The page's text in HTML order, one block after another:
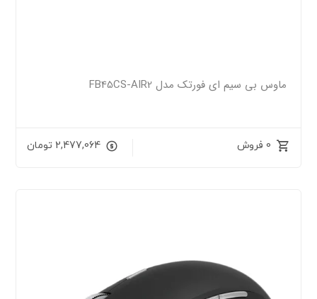
ماوس بی سیم ای فورتک مدل FB45CS-AIR2
0 فروش 2,477,064 تومان